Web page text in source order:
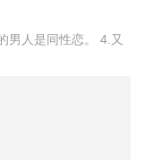
男人是同性恋。 4.又